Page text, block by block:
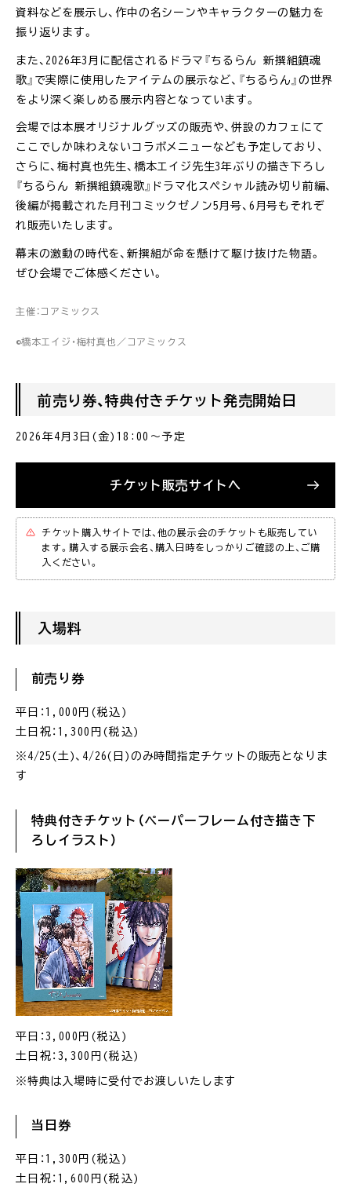
資料などを展示し、作中の名シーンやキャラクターの魅力を
振り返ります。
また、2026年3月に配信されるドラマ『ちるらん 新撰組鎮魂
歌』で実際に使用したアイテムの展示など、『ちるらん』の世界
をより深く楽しめる展示内容となっています。
会場では本展オリジナルグッズの販売や、併設のカフェにて
ここでしか味わえないコラボメニューなども予定しており、
さらに、梅村真也先生、橋本エイジ先生3年ぶりの描き下ろし
『ちるらん 新撰組鎮魂歌』ドラマ化スペシャル読み切り前編、
後編が掲載された月刊コミックゼノン5月号、6月号もそれぞ
れ販売いたします。
幕末の激動の時代を、新撰組が命を懸けて駆け抜けた物語。
ぜひ会場でご体感ください。
主催：コアミックス
©橋本エイジ・梅村真也／コアミックス
前売り券、特典付きチケット発売開始日
2026年4月3日(金)18:00〜予定
チケット販売サイトへ
チケット購入サイトでは、他の展示会のチケットも販売してい
ます。購入する展示会名、購入日時をしっかりご確認の上、ご購
入ください。
入場料
前売り券
平日：1,000円(税込)
土日祝：1,300円(税込)
※4/25(土)、4/26(日)のみ時間指定チケットの販売となりま
す
特典付きチケット（ペーパーフレーム付き描き下
ろしイラスト）
平日：3,000円(税込)
土日祝：3,300円(税込)
※特典は入場時に受付でお渡しいたします
当日券
平日：1,300円(税込)
土日祝：1,600円(税込)